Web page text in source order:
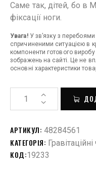
Саме так, дітей, бо в
фіксації ноги.
Увага!У зв’язку з
спричиненими ситуацією в
компоненти готового
зображень на сайті. Це не
основні характеристики
АРТИКУЛ: 48284561
КАТЕГОРІЯ:
КОД:19233